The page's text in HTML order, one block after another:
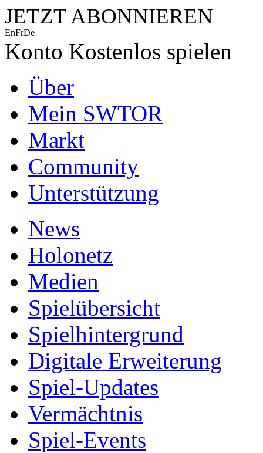
JETZT ABONNIEREN
EnFrDe
Konto Kostenlos spielen
Über
Mein SWTOR
Markt
Community
Unterstützung
News
Holonetz
Medien
Spielübersicht
Spielhintergrund
Digitale Erweiterung
Spiel-Updates
Vermächtnis
Spiel-Events